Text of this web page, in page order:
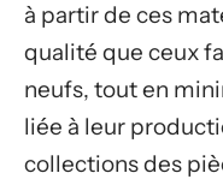
à partir de ces
qualité que ceux
neufs, tout en
liée à leur
collections des